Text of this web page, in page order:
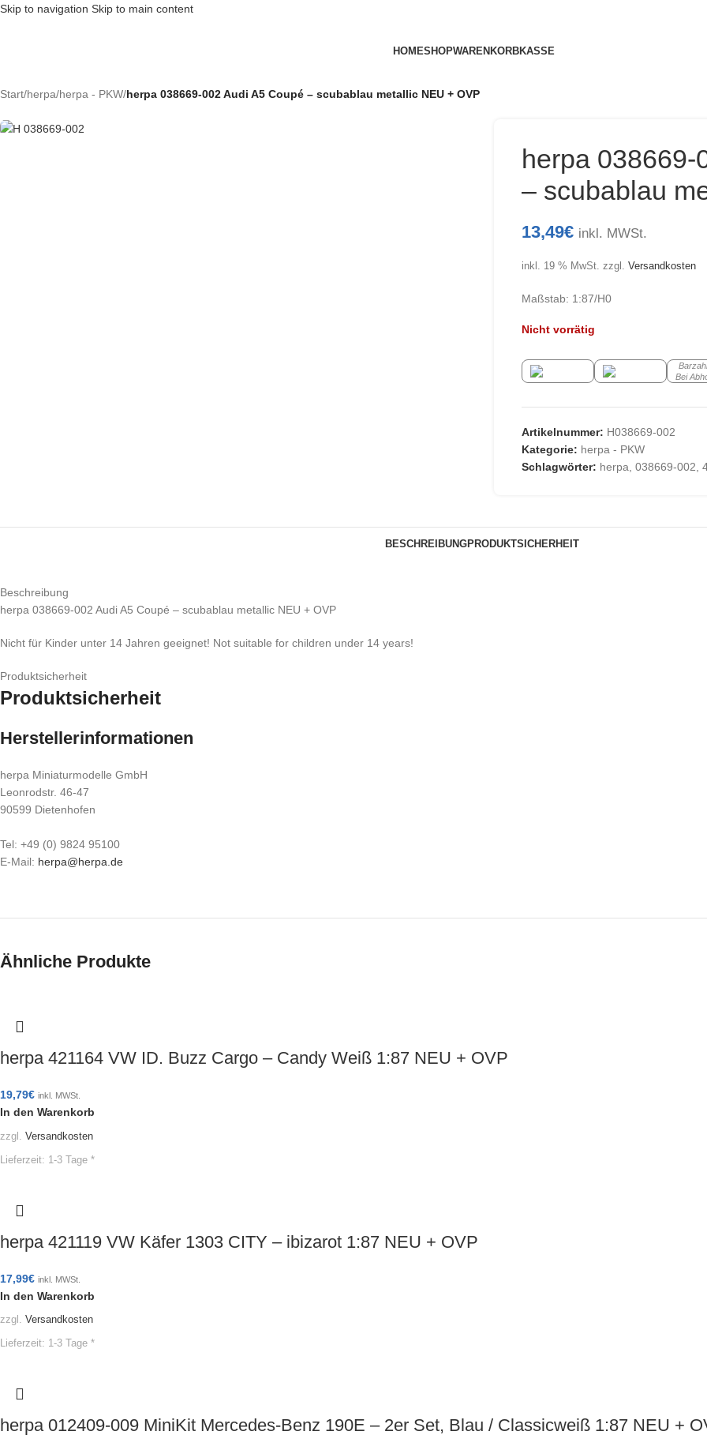
Skip to navigation Skip to main content
HOMESHOPWARENKORBKASSE
Start/herpa/herpa - PKW/herpa 038669-002 Audi A5 Coupé – scubablau metallic NEU + OVP
herpa 038669-
– scubablau
13,49€ inkl. MWSt.
inkl. 19 % MwSt. zzgl. Versandkosten
Maßstab: 1:87/H0
Nicht vorrätig
Bei
Artikelnummer: H038669-002
Kategorie: herpa - PKW
Schlagwörter: herpa 038669-002
BESCHREIBUNGPRODUKTSICHERHEIT
Beschreibung
herpa 038669-002 Audi A5 Coupé – scubablau metallic NEU + OVP
Nicht für Kinder unter 14 Jahren geeignet! Not suitable for children under 14 years!
Produktsicherheit
Produktsicherheit
Herstellerinformationen
herpa Miniaturmodelle GmbH
Leonrodstr. 46-47
90599 Dietenhofen
Tel: +49 (0) 9824 95100
E-Mail: herpa@herpa.de
Ähnliche Produkte
herpa 421164 VW ID. Buzz Cargo – Candy Weiß 1:87 NEU + OVP
19,79€ inkl. MWSt.
In den Warenkorb
zzgl. Versandkosten
Lieferzeit: 1-3 Tage *
herpa 421119 VW Käfer 1303 CITY – ibizarot 1:87 NEU + OVP
17,99€ inkl. MWSt.
In den Warenkorb
zzgl. Versandkosten
Lieferzeit: 1-3 Tage *
herpa 012409-009 MiniKit Mercedes-Benz 190E – 2er Set, Blau / Classicweiß 1:87 NEU +